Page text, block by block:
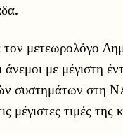
μετεωρολόγο
άνεμοι με μέγιστη
συστημάτων στη
μέγιστες τιμές